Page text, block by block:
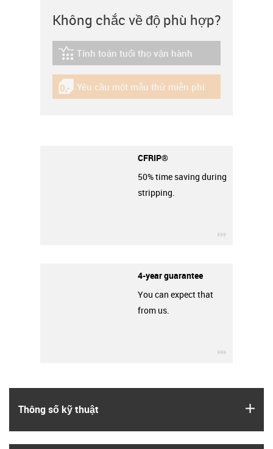
Thông số kỹ thuật
Không chắc về độ phù hợp?
igus-icon-lebensdauerrechner
Tính toán tuổi thọ vận hành
igus-icon-gratismuster
Yêu cầu một mẫu thử miễn phí
CFRIP®
50% time saving during
stripping.
4-year guarantee
You can expect that
from us.